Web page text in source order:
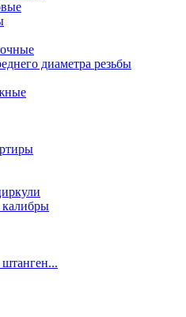
диаметра резьбы